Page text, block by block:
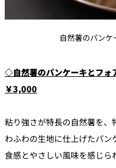
自然薯のパン
◇自然薯のパンケーキとフォ
￥3,000
粘り強さが特長の自然薯を
わふわの生地に仕上げたパ
食感とやさしい風味を感じ